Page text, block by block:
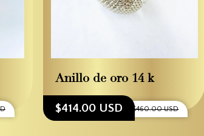
Anillo de oro 14 k
$414.00 USD $460.00 USD